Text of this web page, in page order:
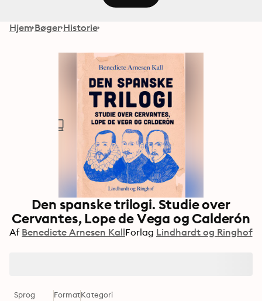
Hjem Bøger Historie
Den spanske trilogi. Studie over
Cervantes, Lope de Vega og Calderón
Af Benedicte Arnesen KallForlag Lindhardt og Ringhof
Sprog FormatKategori